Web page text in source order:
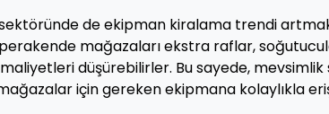
de ekipman kiralama trendi
mağazaları ekstra raflar,
düşürebilirler. Bu sayede,
için gereken ekipmana kolaylıkla